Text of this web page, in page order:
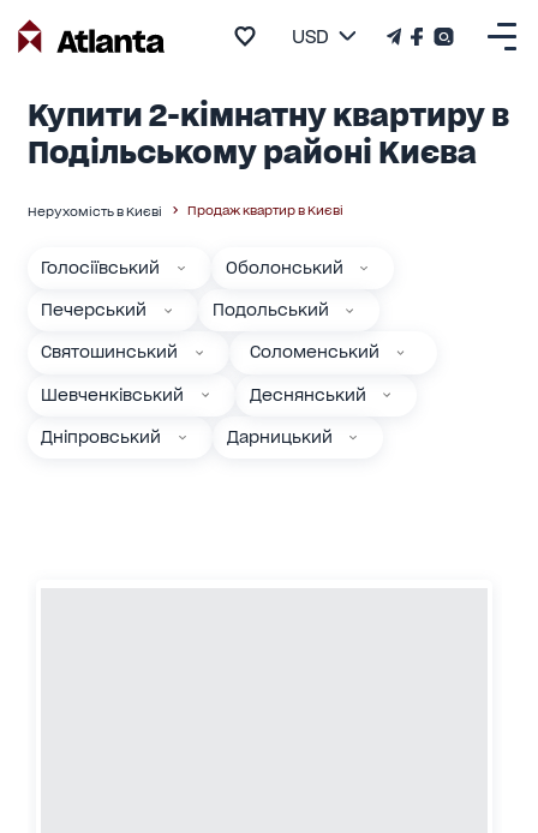
USD
Купити 2-кімнатну квартиру в
Подільському районі Києва
Нерухомість в Києві Продаж квартир в Києві
Голосіївський Оболонський
Печерський Подольський
Святошинський Соломенський
Шевченківський Деснянський
Дніпровський Дарницький